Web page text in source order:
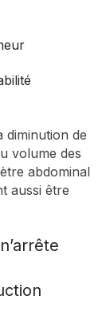
diminution de
volume des
abdominal
aussi être